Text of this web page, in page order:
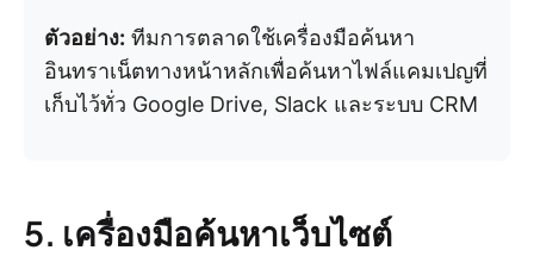
ตัวอย่าง: ทีมการตลาดใช้เครื่องมือค้นหา
อินทราเน็ตทางหน้าหลักเพื่อค้นหาไฟล์แคมเปญที่
เก็บไว้ทั่ว Google Drive, Slack และระบบ CRM
5. เครื่องมือค้นหาเว็บไซต์